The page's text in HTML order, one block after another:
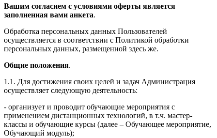
Вашим согласием с условиями оферты является
заполненная вами анкета.
Обработка персональных данных Пользователей
осуществляется в соответствии с Политикой обработки
персональных данных, размещенной здесь же.
Общие положения.
1.1. Для достижения своих целей и задач Администрация
осуществляет следующую деятельность:
- организует и проводит обучающие мероприятия с
применением дистанционных технологий, в т.ч. мастер-
классы и обучающие курсы (далее – Обучающее мероприятие,
Обучающий модуль);